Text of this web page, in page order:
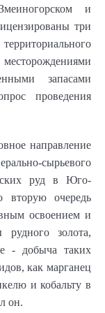
и
три
запасами
проведения
направление
сырьевого
руд в Юго-
вторую очередь
освоением и
рудного золота,
- добыча таких
как марганец
и кобальту в
он.